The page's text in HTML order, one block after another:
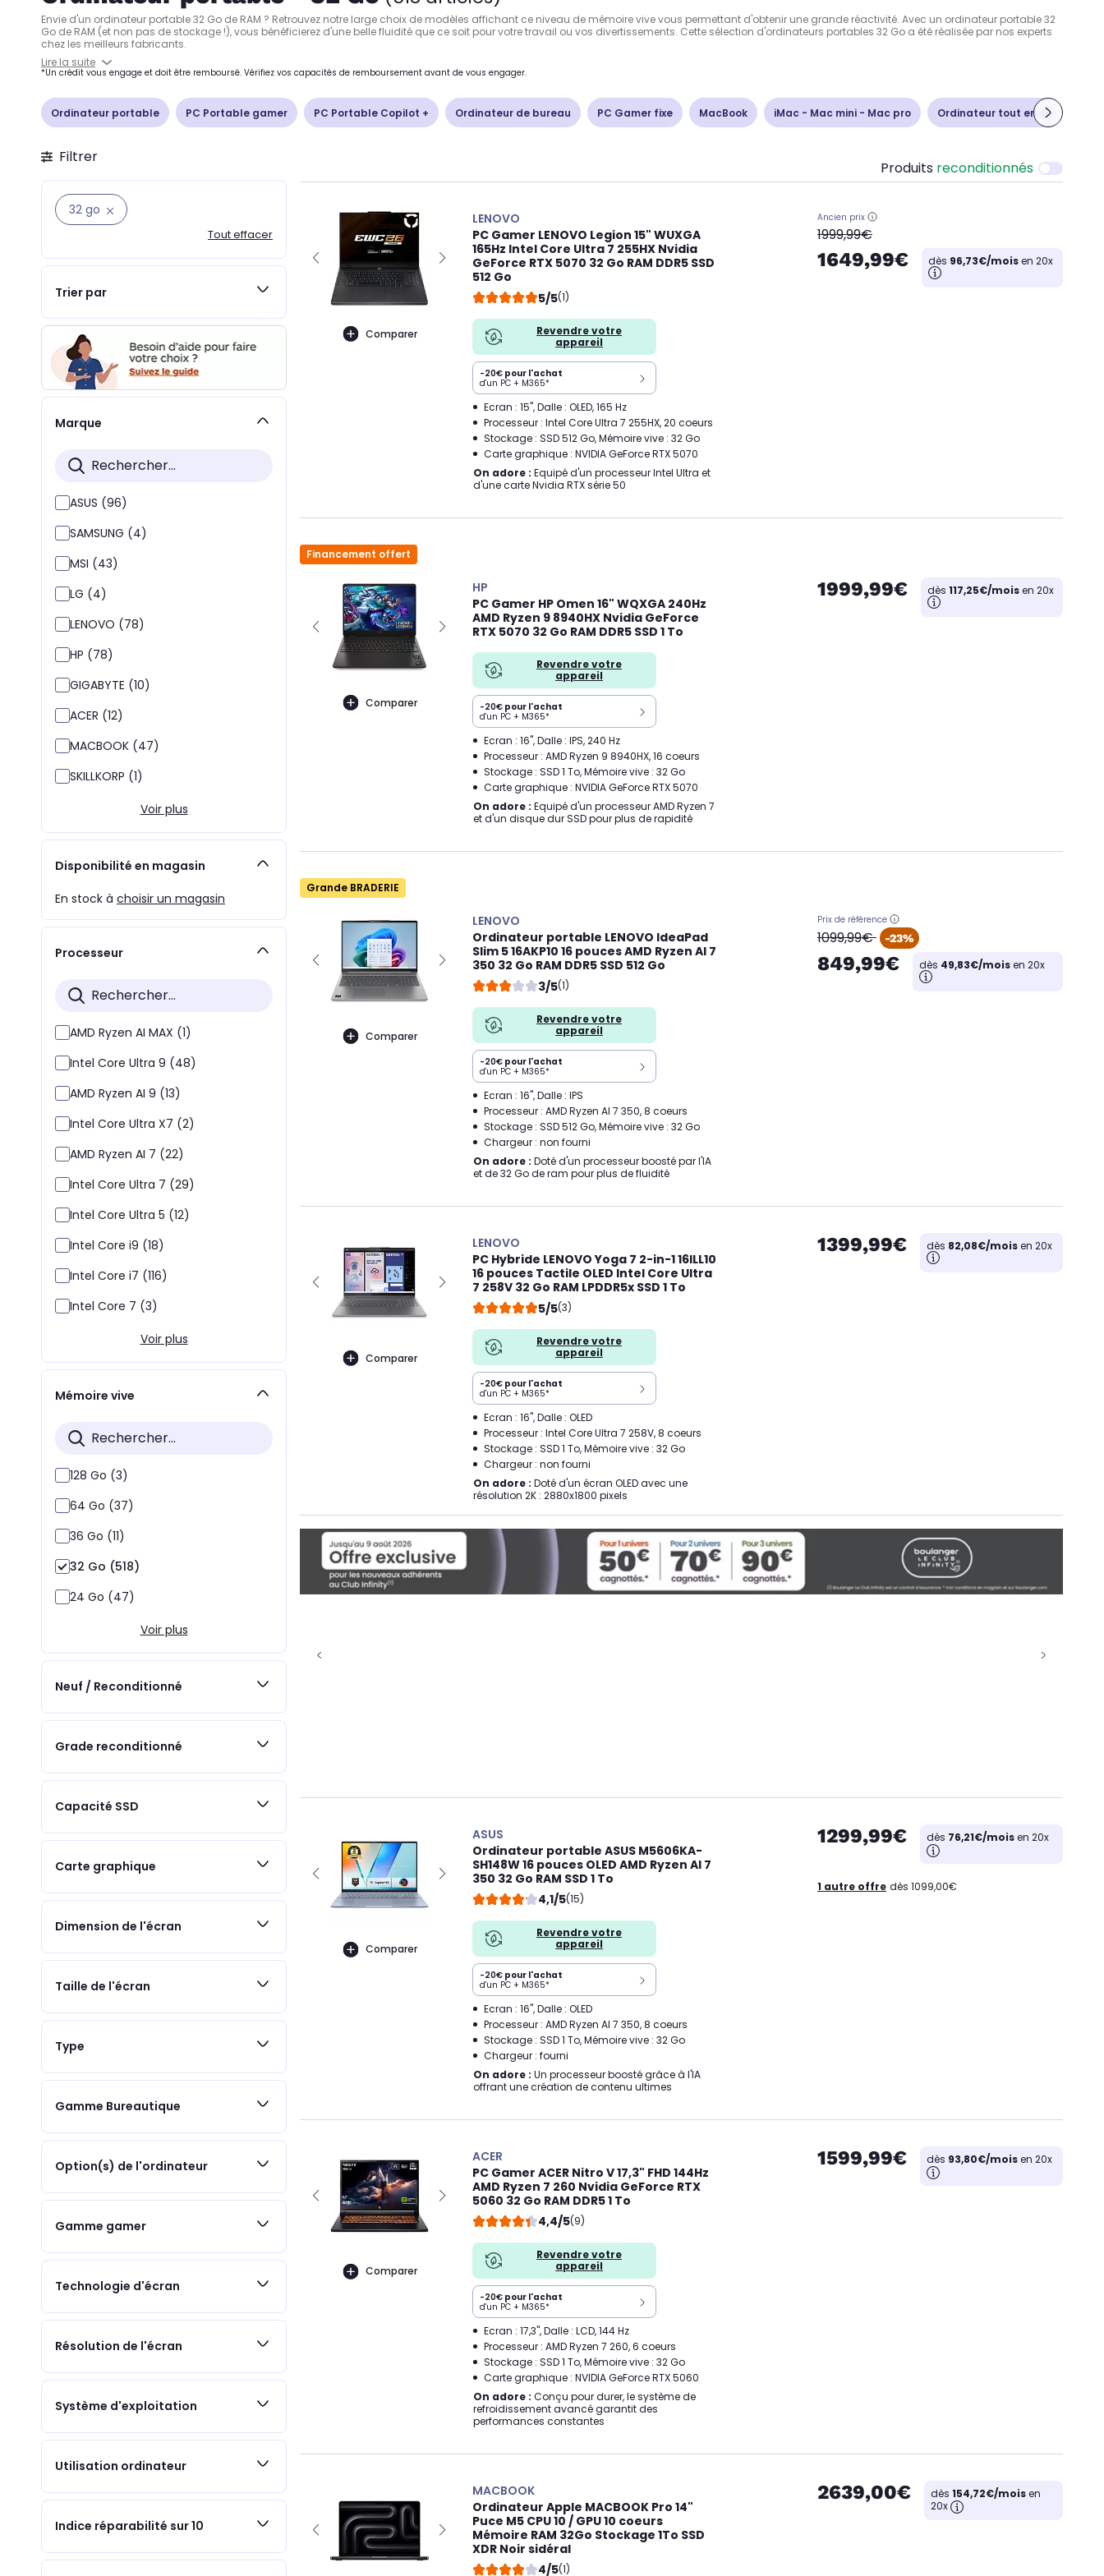
Envie d'un ordinateur portable 32 Go de RAM ? Retrouvez notre large choix de modèles affichant ce niveau de mémoire vive vous permettant d'obtenir une grande réactivité. Avec un ordinateur portable 32
Go de RAM (et non pas de stockage !), vous bénéficierez d'une belle fluidité que ce soit pour votre travail ou vos divertissements. Cette sélection d'ordinateurs portables 32 Go a été réalisée par nos experts
chez les meilleurs fabricants.
Lire la suite
*Un crédit vous engage et doit être remboursé. Vérifiez vos capacités de remboursement avant de vous engager.
Ordinateur portable PC Portable gamer PC Portable Copilot + Ordinateur de bureau PC Gamer fixe MacBook iMac - Mac mini - Mac pro Ordinateur tout en un
Filtrer
32 go
Tout effacer
Trier par
Marque
ASUS (96)
SAMSUNG (4)
MSI (43)
LG (4)
LENOVO (78)
HP (78)
GIGABYTE (10)
ACER (12)
MACBOOK (47)
SKILLKORP (1)
Voir plus
Disponibilité en magasin
En stock à choisir un magasin
Processeur
AMD Ryzen AI MAX (1)
Intel Core Ultra 9 (48)
AMD Ryzen AI 9 (13)
Intel Core Ultra X7 (2)
AMD Ryzen AI 7 (22)
Intel Core Ultra 7 (29)
Intel Core Ultra 5 (12)
Intel Core i9 (18)
Intel Core i7 (116)
Intel Core 7 (3)
Voir plus
Mémoire vive
128 Go (3)
64 Go (37)
36 Go (11)
32 Go (518)
24 Go (47)
Voir plus
Neuf / Reconditionné
Grade reconditionné
Capacité SSD
Carte graphique
Dimension de l'écran
Taille de l'écran
Type
Gamme Bureautique
Option(s) de l'ordinateur
Gamme gamer
Technologie d'écran
Résolution de l'écran
Système d'exploitation
Utilisation ordinateur
Indice réparabilité sur 10
Produits reconditionnés
Comparer
LENOVO
PC Gamer LENOVO Legion 15" WUXGA
165Hz Intel Core Ultra 7 255HX Nvidia
GeForce RTX 5070 32 Go RAM DDR5 SSD
512 Go
5/5(1)
Revendre votre
appareil
-20€ pour l'achat
d'un PC + M365*
Ecran : 15", Dalle : OLED, 165 Hz
Processeur : Intel Core Ultra 7 255HX, 20 coeurs
Stockage : SSD 512 Go, Mémoire vive : 32 Go
Carte graphique : NVIDIA GeForce RTX 5070
On adore : Equipé d'un processeur Intel Ultra et
d'une carte Nvidia RTX série 50
Ancien prix
oldPrice
1999,99€
1649,99€ dès 96,73€/moisen 20x
Financement offert
Comparer
HP
PC Gamer HP Omen 16" WQXGA 240Hz
AMD Ryzen 9 8940HX Nvidia GeForce
RTX 5070 32 Go RAM DDR5 SSD 1 To
Revendre votre
appareil
-20€ pour l'achat
d'un PC + M365*
Ecran : 16", Dalle : IPS, 240 Hz
Processeur : AMD Ryzen 9 8940HX, 16 coeurs
Stockage : SSD 1 To, Mémoire vive : 32 Go
Carte graphique : NVIDIA GeForce RTX 5070
On adore : Equipé d'un processeur AMD Ryzen 7
et d'un disque dur SSD pour plus de rapidité
1999,99€ dès 117,25€/moisen 20x
Grande BRADERIE
Comparer
LENOVO
Ordinateur portable LENOVO IdeaPad
Slim 5 16AKP10 16 pouces AMD Ryzen AI 7
350 32 Go RAM DDR5 SSD 512 Go
3/5(1)
Revendre votre
appareil
-20€ pour l'achat
d'un PC + M365*
Ecran : 16", Dalle : IPS
Processeur : AMD Ryzen AI 7 350, 8 coeurs
Stockage : SSD 512 Go, Mémoire vive : 32 Go
Chargeur : non fourni
On adore : Doté d'un processeur boosté par l'IA
et de 32 Go de ram pour plus de fluidité
Prix de référence
oldPrice
1099,99€ -23%
849,99€ dès 49,83€/moisen 20x
Comparer
LENOVO
PC Hybride LENOVO Yoga 7 2-in-1 16ILL10
16 pouces Tactile OLED Intel Core Ultra
7 258V 32 Go RAM LPDDR5x SSD 1 To
5/5(3)
Revendre votre
appareil
-20€ pour l'achat
d'un PC + M365*
Ecran : 16", Dalle : OLED
Processeur : Intel Core Ultra 7 258V, 8 coeurs
Stockage : SSD 1 To, Mémoire vive : 32 Go
Chargeur : non fourni
On adore : Doté d'un écran OLED avec une
résolution 2K : 2880x1800 pixels
1399,99€ dès 82,08€/moisen 20x
Comparer
ASUS
Ordinateur portable ASUS M5606KA-
SH148W 16 pouces OLED AMD Ryzen AI 7
350 32 Go RAM SSD 1 To
4,1/5(15)
Revendre votre
appareil
-20€ pour l'achat
d'un PC + M365*
Ecran : 16", Dalle : OLED
Processeur : AMD Ryzen AI 7 350, 8 coeurs
Stockage : SSD 1 To, Mémoire vive : 32 Go
Chargeur : fourni
On adore : Un processeur boosté grâce à l'IA
offrant une création de contenu ultimes
1299,99€ dès 76,21€/moisen 20x
1 autre offre dès 1099,00€
Comparer
ACER
PC Gamer ACER Nitro V 17,3" FHD 144Hz
AMD Ryzen 7 260 Nvidia GeForce RTX
5060 32 Go RAM DDR5 1 To
4,4/5(9)
Revendre votre
appareil
-20€ pour l'achat
d'un PC + M365*
Ecran : 17,3", Dalle : LCD, 144 Hz
Processeur : AMD Ryzen 7 260, 6 coeurs
Stockage : SSD 1 To, Mémoire vive : 32 Go
Carte graphique : NVIDIA GeForce RTX 5060
On adore : Conçu pour durer, le système de
refroidissement avancé garantit des
performances constantes
1599,99€ dès 93,80€/moisen 20x
MACBOOK
Ordinateur Apple MACBOOK Pro 14"
Puce M5 CPU 10 / GPU 10 coeurs
Mémoire RAM 32Go Stockage 1To SSD
XDR Noir sidéral
4/5(1)
2639,00€ dès 154,72€/moisen
20x